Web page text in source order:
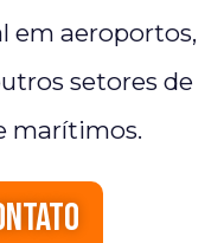
em aeroportos,
setores de
marítimos.